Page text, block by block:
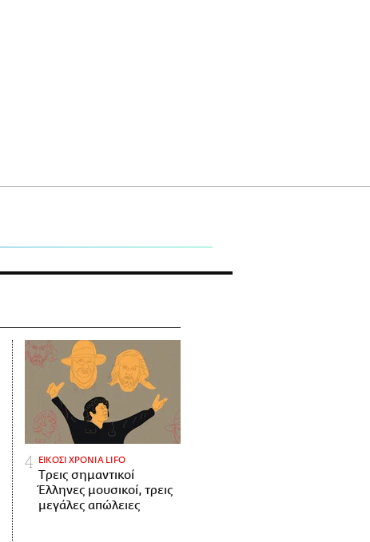
ΕΙΚΟΣΙ ΧΡΟΝΙΑ LIFO
Tρεις σημαντικοί
Έλληνες μουσικοί, τρεις
μεγάλες απώλειες